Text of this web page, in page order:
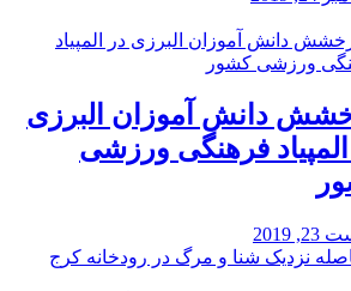
دانش آموزان البرزی
فرهنگی ورزشی
2019